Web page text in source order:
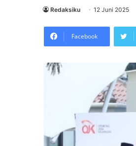
Redaksiku 12 Juni 2025
Facebook